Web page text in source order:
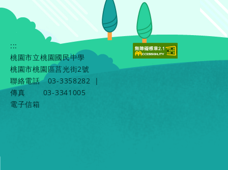
:::
桃園市立桃園國民中學
桃園市桃園區莒光街2號
聯絡電話
03-3358282
|
傳真
03-3341005
電子信箱